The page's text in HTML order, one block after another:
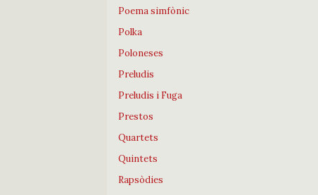
Poema simfònic
Polka
Poloneses
Preludis
Preludis i Fuga
Prestos
Quartets
Quintets
Rapsòdies